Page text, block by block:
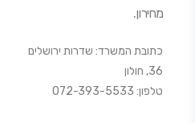
מחירון.
כתובת המשרד: שדרות ירושלים
36, חולון
טלפון: 072-393-5533